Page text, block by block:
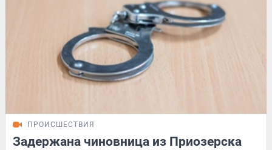
ПРОИСШЕСТВИЯ
Задержана чиновница из Приозерска